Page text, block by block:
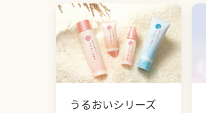
うるおいシリーズ